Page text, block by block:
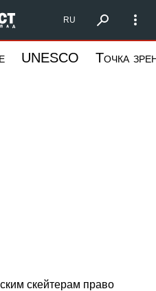
Северо-
RU
UNESCO Точка
скейтерам право